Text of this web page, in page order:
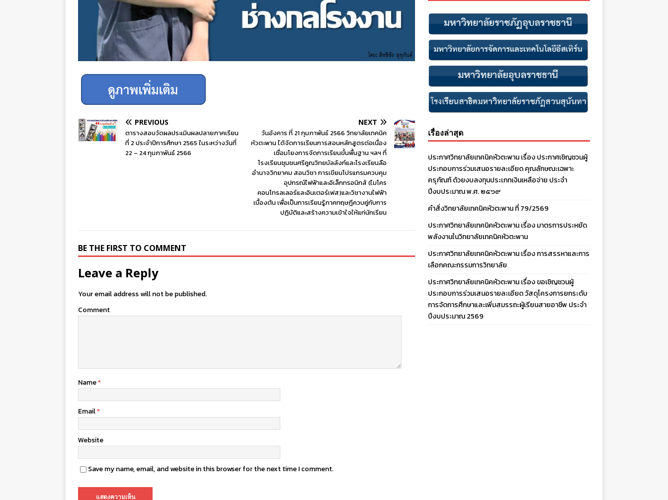
PREVIOUS
ตารางสอบวัดผลประเมินผลปลายภาคเรียน
ที่ 2 ประจำปีการศึกษา 2565 ในระหว่างวันที่
22 – 24 กุมภาพันธ์ 2566
NEXT
วันอังคาร ที่ 21 กุมภาพันธ์ 2566 วิทยาลัยเทคนิค
หัวตะพาน ได้จัดการเรียนการสอนหลักสูตรต่อเนื่อง
เชื่อมโยงการจัดการเรียนขั้นพื้นฐาน ฯลฯ ที่
โรงเรียนชุมชนศรีคูณวิทยบัลลังก์และโรงเรียนลือ
อำนาจวิทยาคม สอนวิชา การเขียนโปรแกรมควบคุม
อุปกรณ์ไฟฟ้าและอิเล็กทรอนิกส์ (ไมโคร
คอนโทรลเลอร์และอินเตอร์เฟส)และวิชางานไฟฟ้า
เบื้องต้น เพื่อเป็นการเรียนรู้ภาคทฤษฎีควบคู่กับการ
ปฏิบัติและสร้างความเข้าใจให้แก่นักเรียน
BE THE FIRST TO COMMENT
Leave a Reply
Your email address will not be published.
Comment
Name*
Email*
Website
Save my name, email, and website in this browser for the next time I comment.
เรื่องล่าสุด
ประกาศวิทยาลัยเทคนิคหัวตะพาน เรื่อง ประกาศเชิญชวนผู้
ประกอบการร่วมเสนอรายละเอียด คุณลักษณะเฉพาะ
ครุภัณฑ์ ด้วยงบลงทุนประเภทเงินเหลือจ่าย ประจํา
ปีงบประมาณ พ.ศ. ๒๕๖๙
คำสั่งวิทยาลัยเทคนิคหัวตะพาน ที่ 79/2569
ประกาศวิทยาลัยเทคนิคหัวตะพาน เรื่อง มาตรการประหยัด
พลังงานในวิทยาลัยเทคนิคหัวตะพาน
ประกาศวิทยาลัยเทคนิคหัวตะพาน เรื่อง การสรรหาและการ
เลือกคณะกรรมการวิทยาลัย
ประกาศวิทยาลัยเทคนิคหัวตะพาน เรื่อง ขอเชิญชวนผู้
ประกอบการร่วมเสนอรายละเอียด วัสดุโครงการยกระดับ
การจัดการศึกษาและเพิ่มสมรรถะผู้เรียนสายอาชีพ ประจำ
ปีงบประมาณ 2569